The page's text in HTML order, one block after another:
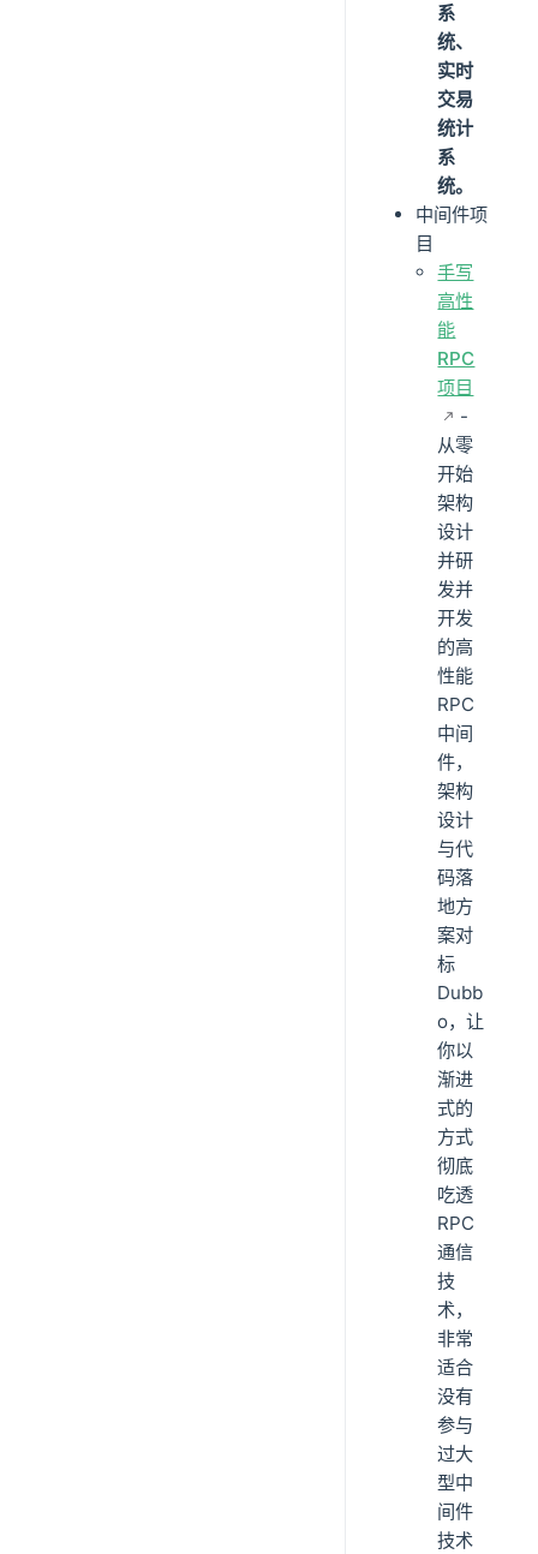
系
统、
实时
交易
统计
系
统。
中间件项
目
手写
高性
能
RPC
项目
-
从零
开始
架构
设计
并研
发并
开发
的高
性能
RPC
中间
件，
架构
设计
与代
码落
地方
案对
标
Dubb
o，让
你以
渐进
式的
方式
彻底
吃透
RPC
通信
技
术，
非常
适合
没有
参与
过大
型中
间件
技术